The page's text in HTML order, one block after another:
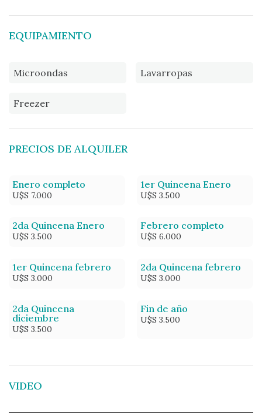
EQUIPAMIENTO
Microondas Lavarropas
Freezer
PRECIOS DE ALQUILER
Enero completo
U$S 7.000
1er Quincena Enero
U$S 3.500
2da Quincena Enero
U$S 3.500
Febrero completo
U$S 6.000
1er Quincena febrero
U$S 3.000
2da Quincena febrero
U$S 3.000
2da Quincena
diciembre
U$S 3.500
Fin de año
U$S 3.500
VIDEO